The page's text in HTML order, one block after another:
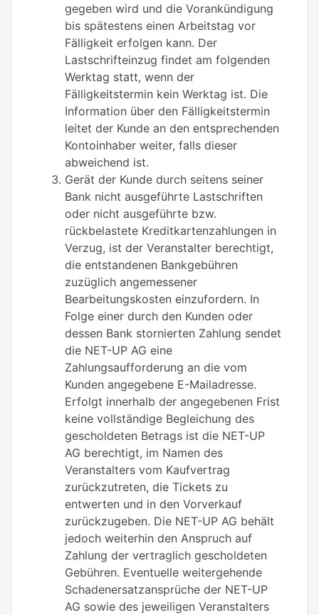
gegeben wird und die Vorankündigung
bis spätestens einen Arbeitstag vor
Fälligkeit erfolgen kann. Der
Lastschrifteinzug findet am folgenden
Werktag statt, wenn der
Fälligkeitstermin kein Werktag ist. Die
Information über den Fälligkeitstermin
leitet der Kunde an den entsprechenden
Kontoinhaber weiter, falls dieser
abweichend ist.
Gerät der Kunde durch seitens seiner
Bank nicht ausgeführte Lastschriften
oder nicht ausgeführte bzw.
rückbelastete Kreditkartenzahlungen in
Verzug, ist der Veranstalter berechtigt,
die entstandenen Bankgebühren
zuzüglich angemessener
Bearbeitungskosten einzufordern. In
Folge einer durch den Kunden oder
dessen Bank stornierten Zahlung sendet
die NET-UP AG eine
Zahlungsaufforderung an die vom
Kunden angegebene E-Mailadresse.
Erfolgt innerhalb der angegebenen Frist
keine vollständige Begleichung des
gescholdeten Betrags ist die NET-UP
AG berechtigt, im Namen des
Veranstalters vom Kaufvertrag
zurückzutreten, die Tickets zu
entwerten und in den Vorverkauf
zurückzugeben. Die NET-UP AG behält
jedoch weiterhin den Anspruch auf
Zahlung der vertraglich gescholdeten
Gebühren. Eventuelle weitergehende
Schadenersatzansprüche der NET-UP
AG sowie des jeweiligen Veranstalters